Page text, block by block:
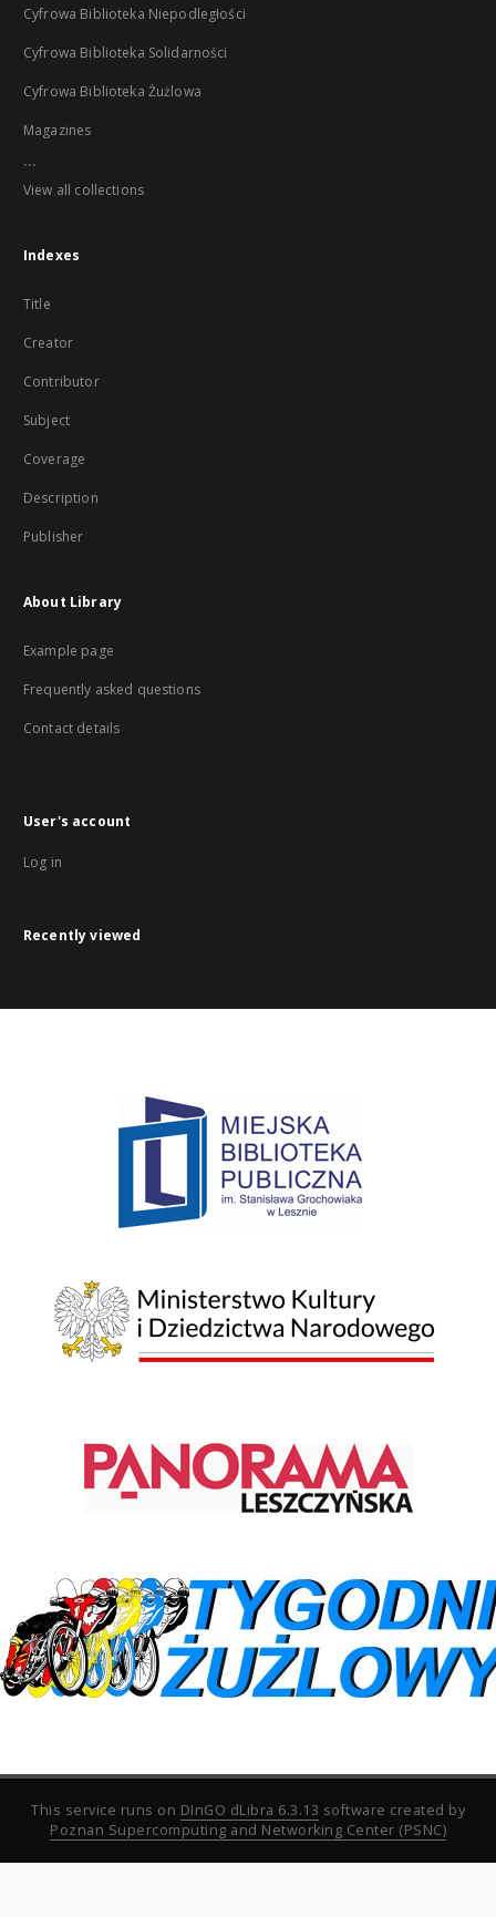
Cyfrowa Biblioteka Niepodległości
Cyfrowa Biblioteka Solidarności
Cyfrowa Biblioteka Żużlowa
Magazines
...
View all collections
Indexes
Title
Creator
Contributor
Subject
Coverage
Description
Publisher
About Library
Example page
Frequently asked questions
Contact details
User's account
Log in
Recently viewed
This service runs on DInGO dLibra 6.3.13 software created by
Poznan Supercomputing and Networking Center (PSNC)